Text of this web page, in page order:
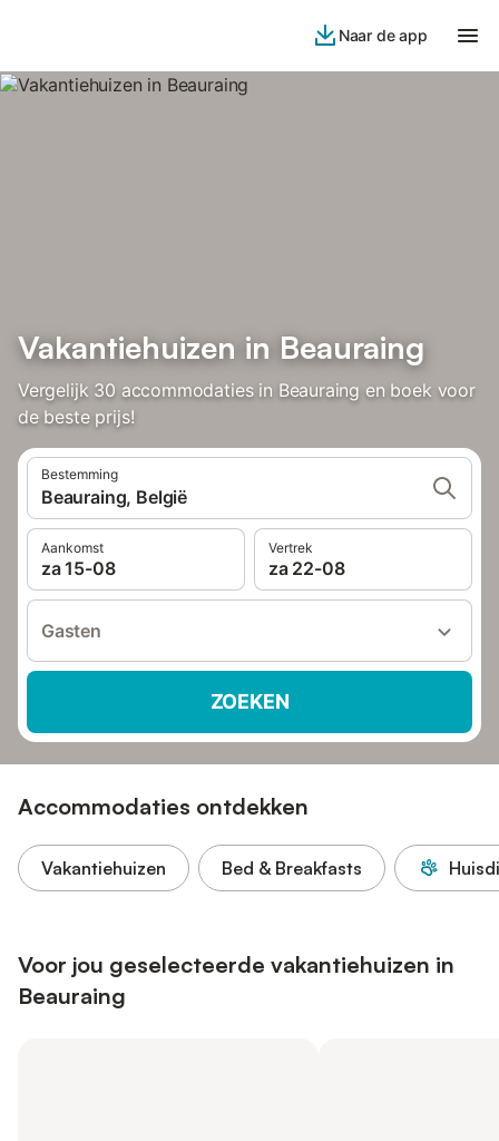
Naar de app
Vakantiehuizen in Beauraing
Vergelijk 30 accommodaties in Beauraing en boek voor
de beste prijs!
Bestemming
Beauraing, België
Aankomst
za 15-08
Vertrek
za 22-08
Gasten
ZOEKEN
Accommodaties ontdekken
Vakantiehuizen Bed & Breakfasts
Voor jou geselecteerde vakantiehuizen in
Beauraing